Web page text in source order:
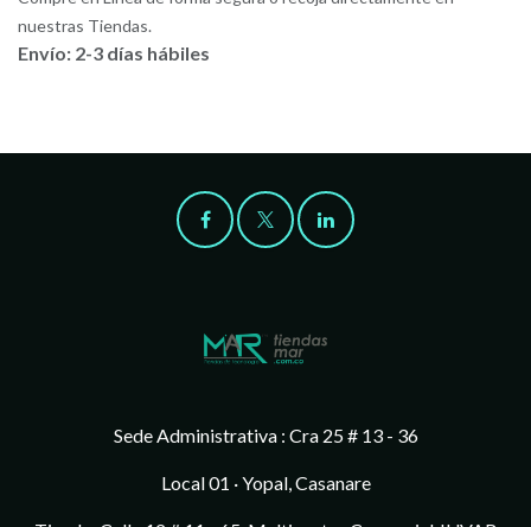
nuestras Tiendas.
Envío: 2-3 días hábiles
Sede Administrativa : Cra 25 # 13 - 36
Local 01 · Yopal, Casanare